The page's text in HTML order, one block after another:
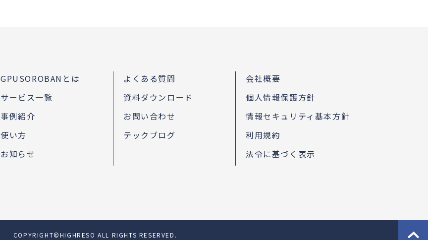
GPUSOROBANとは
サービス一覧
事例紹介
使い方
お知らせ
よくある質問
資料ダウンロード
お問い合わせ
テックブログ
会社概要
個人情報保護方針
情報セキュリティ基本方針
利用規約
法令に基づく表示
COPYRIGHT©HIGHRESO ALL RIGHTS RESERVED.